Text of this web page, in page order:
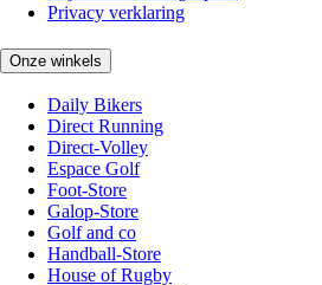
Privacy verklaring
Onze winkels
Daily Bikers
Direct Running
Direct-Volley
Espace Golf
Foot-Store
Galop-Store
Golf and co
Handball-Store
House of Rugby